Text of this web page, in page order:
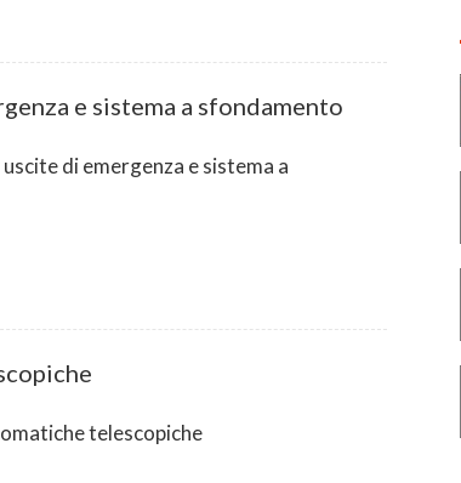
e sistema a sfondamento
di emergenza e sistema a
telescopiche